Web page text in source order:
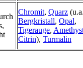
Chromit, Quarz
Bergkristall, Opal,
Tigerauge,
Citrin), Turmalin